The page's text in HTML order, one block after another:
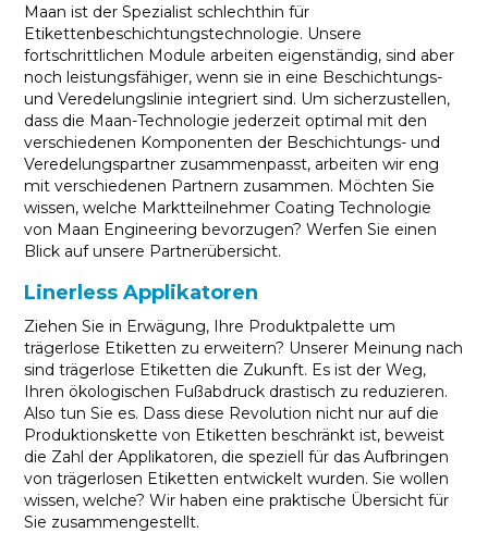
Maan ist der Spezialist schlechthin für
Etikettenbeschichtungstechnologie. Unsere
fortschrittlichen Module arbeiten eigenständig, sind aber
noch leistungsfähiger, wenn sie in eine Beschichtungs-
und Veredelungslinie integriert sind. Um sicherzustellen,
dass die Maan-Technologie jederzeit optimal mit den
verschiedenen Komponenten der Beschichtungs- und
Veredelungspartner zusammenpasst, arbeiten wir eng
mit verschiedenen Partnern zusammen. Möchten Sie
wissen, welche Marktteilnehmer Coating Technologie
von Maan Engineering bevorzugen? Werfen Sie einen
Blick auf unsere Partnerübersicht.
Linerless Applikatoren
Ziehen Sie in Erwägung, Ihre Produktpalette um
trägerlose Etiketten zu erweitern? Unserer Meinung nach
sind trägerlose Etiketten die Zukunft. Es ist der Weg,
Ihren ökologischen Fußabdruck drastisch zu reduzieren.
Also tun Sie es. Dass diese Revolution nicht nur auf die
Produktionskette von Etiketten beschränkt ist, beweist
die Zahl der Applikatoren, die speziell für das Aufbringen
von trägerlosen Etiketten entwickelt wurden. Sie wollen
wissen, welche? Wir haben eine praktische Übersicht für
Sie zusammengestellt.